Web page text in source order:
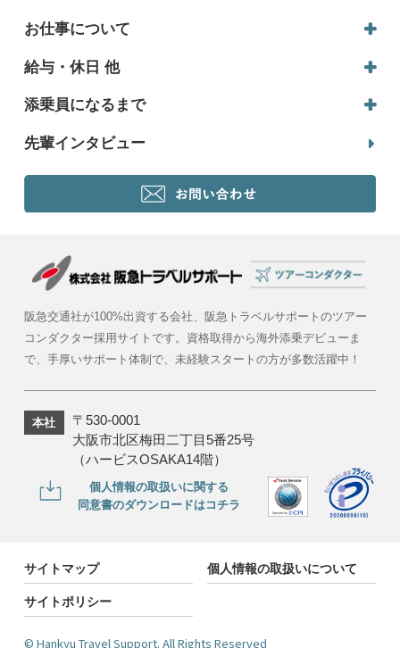
お仕事について
給与・休日 他
添乗員になるまで
先輩インタビュー
阪急交通社が100%出資する会社、阪急トラベルサポートのツアー
コンダクター採用サイトです。 資格取得から海外添乗デビューま
で、手厚いサポート体制で、未経験スタートの方が多数活躍中！
本社
〒530-0001
大阪市北区梅田二丁目5番25号
（ハービスOSAKA14階）
個人情報の取扱いに関する
同意書のダウンロードはコチラ
サイトマップ 個人情報の取扱いについて
サイトポリシー
©︎ Hankyu Travel Support. All Rights Reserved